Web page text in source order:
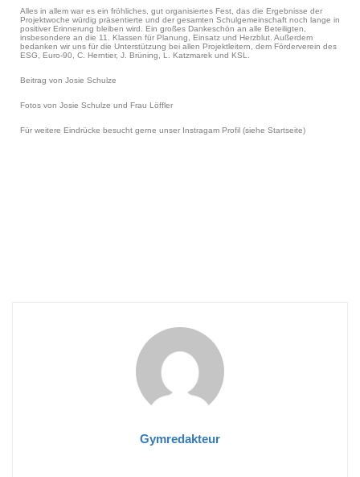
Alles in allem war es ein fröhliches, gut organisiertes Fest, das die Ergebnisse der
Projektwoche würdig präsentierte und der gesamten Schulgemeinschaft noch lange in
positiver Erinnerung bleiben wird. Ein großes Dankeschön an alle Beteiligten,
insbesondere an die 11. Klassen für Planung, Einsatz und Herzblut. Außerdem
bedanken wir uns für die Unterstützung bei allen Projektleitern, dem Förderverein des
ESG, Euro-90, C. Herntier, J. Brüning, L. Katzmarek und KSL.
Beitrag von Josie Schulze
Fotos von Josie Schulze und Frau Löffler
Für weitere Eindrücke besucht gerne unser Instragam Profil (siehe Startseite)
Gymredakteur